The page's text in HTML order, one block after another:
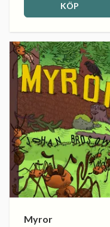
KÖP
Myror